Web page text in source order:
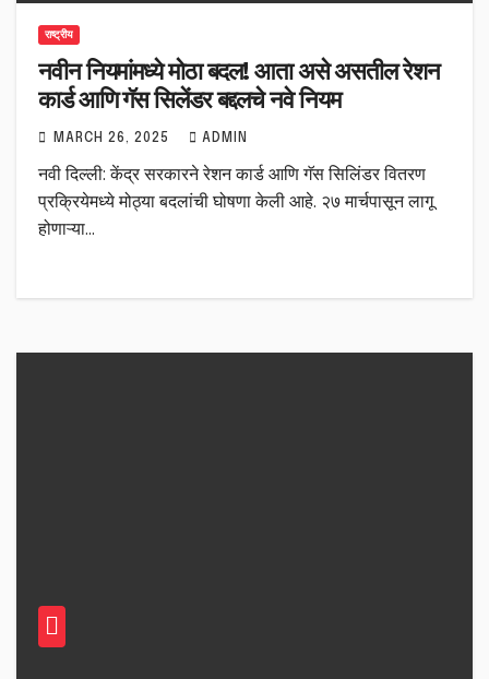
राष्ट्रीय
नवीन नियमांमध्ये मोठा बदल! आता असे असतील रेशन
कार्ड आणि गॅस सिलेंडर बद्दलचे नवे नियम
MARCH 26, 2025 ADMIN
नवी दिल्ली: केंद्र सरकारने रेशन कार्ड आणि गॅस सिलिंडर वितरण
प्रक्रियेमध्ये मोठ्या बदलांची घोषणा केली आहे. २७ मार्चपासून लागू
होणाऱ्या…